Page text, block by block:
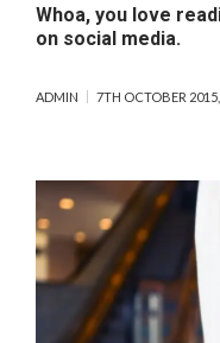
Whoa, you love
on social media.
ADMIN 7TH OCTOBER